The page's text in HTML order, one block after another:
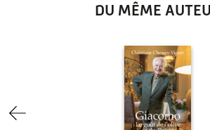
DU MÊME